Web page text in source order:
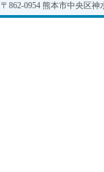
〒862-0954 熊本市中央区神